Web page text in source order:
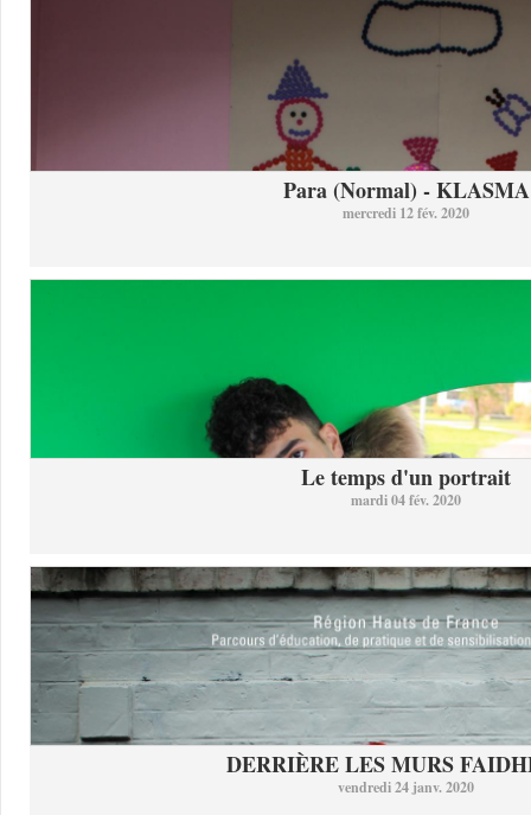
Para (Normal) - KLASMA
mercredi 12 fév. 2020
Le temps d'un portrait
mardi 04 fév. 2020
DERRIÈRE LES MURS
vendredi 24 janv. 2020